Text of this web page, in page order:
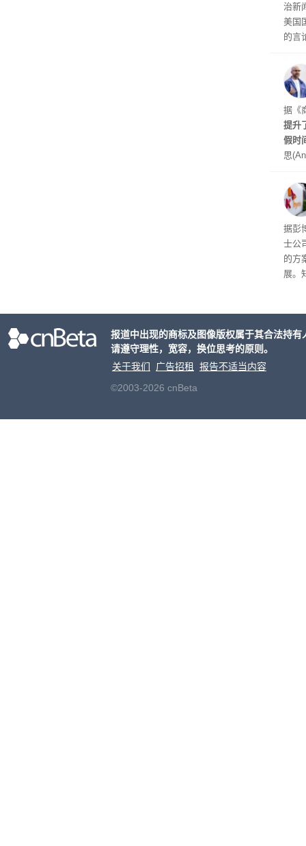
易预
治新
美国
的言
I行业
联邦
员
其中
提交
是
据《
提升
假时
思
在7
了这
据彭
士公
的方
展。
片的
报道中出现的商标及图像版权属于其合法持
请遵守理性，宽容，换位思考的原则。
关于我们
广告招租
报告不适当内容
©2003-2026 cnBeta